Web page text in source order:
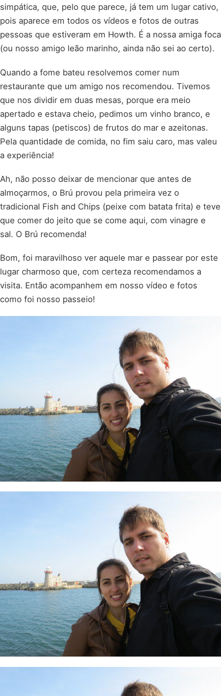
simpática, que, pelo que parece, já tem um lugar cativo,
pois aparece em todos os vídeos e fotos de outras
pessoas que estiveram em Howth. É a nossa amiga foca
(ou nosso amigo leão marinho, ainda não sei ao certo).
Quando a fome bateu resolvemos comer num
restaurante que um amigo nos recomendou. Tivemos
que nos dividir em duas mesas, porque era meio
apertado e estava cheio, pedimos um vinho branco, e
alguns tapas (petiscos) de frutos do mar e azeitonas.
Pela quantidade de comida, no fim saiu caro, mas valeu
a experiência!
Ah, não posso deixar de mencionar que antes de
almoçarmos, o Brú provou pela primeira vez o
tradicional Fish and Chips (peixe com batata frita) e teve
que comer do jeito que se come aqui, com vinagre e
sal. O Brú recomenda!
Bom, foi maravilhoso ver aquele mar e passear por este
lugar charmoso que, com certeza recomendamos a
visita. Então acompanhem em nosso vídeo e fotos
como foi nosso passeio!